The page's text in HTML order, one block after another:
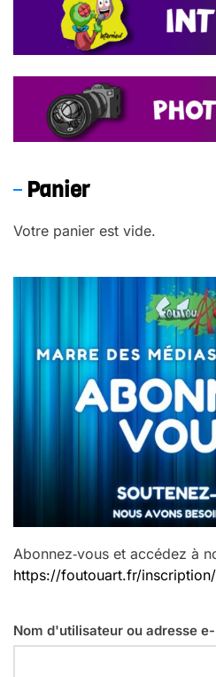
Panier
Votre panier est vide.
Abonnez‑vous et accédez à
https://foutouart.fr/inscription/
Nom d'utilisateur ou adresse